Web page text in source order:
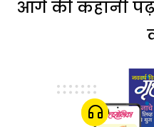
आगे की कहानी